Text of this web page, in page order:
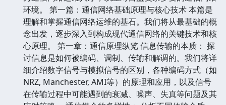
环境。 第一篇：通信网络基础原理与核心技术 本篇是
理解和掌握通信网络运维的基石。我们将从最基础的概
念出发，逐步深入到构成现代通信网络的关键技术和核
心原理。 第一章：通信原理纵览 信息传输的本质： 探
讨信息是如何被编码、调制、传输和解调的。我们将详
细介绍数字信号与模拟信号的区别，各种编码方式（如
NRZ, Manchester, AMI等）的原理和应用，以及信号
在传输过程中可能遇到的衰减、噪声、失真等问题及其